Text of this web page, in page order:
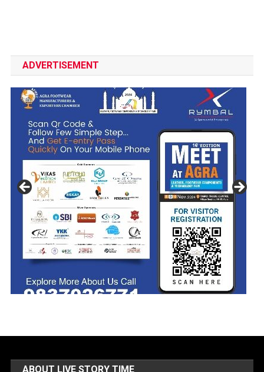
ADVERTISEMENT
ABOUT LIVE STORY TIME